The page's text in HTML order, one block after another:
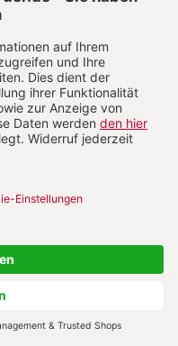
Schriften
und
und gerne
seiner
oder die
und
in den Augen der
machte und
waren
der
lassen, und